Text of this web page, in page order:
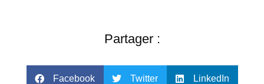
Partager :
Facebook Twitter LinkedIn